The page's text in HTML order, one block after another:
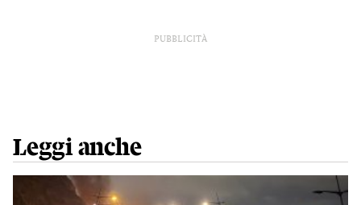
PUBBLICITÀ
Leggi anche